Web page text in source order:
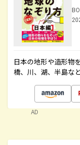
日本の地形や造形物
橋、川、湖、半島な
AD